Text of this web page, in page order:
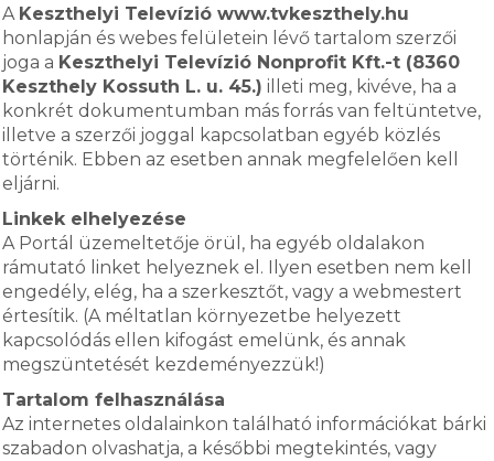
A Keszthelyi Televízió www.tvkeszthely.hu
honlapján és webes felületein lévő tartalom szerzői
joga a Keszthelyi Televízió Nonprofit Kft.-t (8360
Keszthely Kossuth L. u. 45.) illeti meg, kivéve, ha a
konkrét dokumentumban más forrás van feltüntetve,
illetve a szerzői joggal kapcsolatban egyéb közlés
történik. Ebben az esetben annak megfelelően kell
eljárni.
Linkek elhelyezése
A Portál üzemeltetője örül, ha egyéb oldalakon
rámutató linket helyeznek el. Ilyen esetben nem kell
engedély, elég, ha a szerkesztőt, vagy a webmestert
értesítik. (A méltatlan környezetbe helyezett
kapcsolódás ellen kifogást emelünk, és annak
megszüntetését kezdeményezzük!)
Tartalom felhasználása
Az internetes oldalainkon található információkat bárki
szabadon olvashatja, a későbbi megtekintés, vagy